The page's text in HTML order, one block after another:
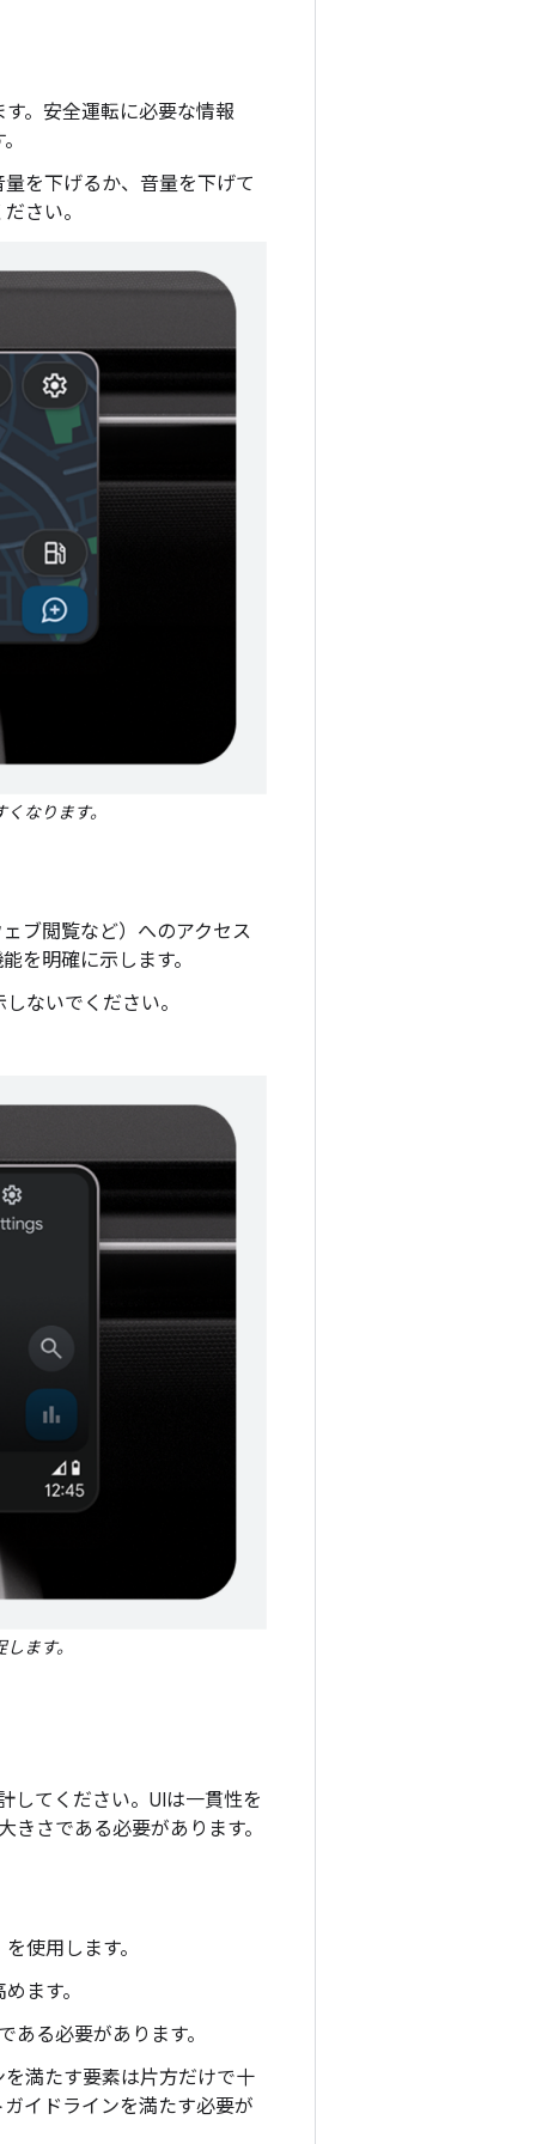
。安全運転に必要な情報
を下げるか、音量を下げて
さい。
なります。
ブ閲覧など）へのアクセス
を明確に示します。
ないでください。
ます。
してください。UIは一貫性を
さである必要があります。
使用します。
ます。
る必要があります。
満たす要素は片方だけで十
イドラインを満たす必要が